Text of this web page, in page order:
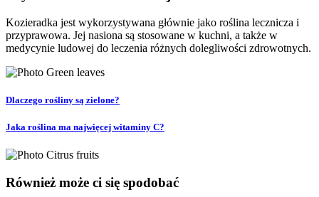
Kozieradka jest wykorzystywana głównie jako roślina lecznicza i
przyprawowa. Jej nasiona są stosowane w kuchni, a także w
medycynie ludowej do leczenia różnych dolegliwości zdrowotnych.
Dlaczego rośliny są zielone?
Jaka roślina ma najwięcej witaminy C?
Również może ci się spodobać